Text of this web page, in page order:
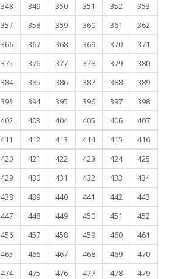
348 349 350 351 352
353
357 358 359 360 361
362
366 367 368 369 370
371
375 376 377 378 379
380
384 385 386 387 388
389
393 394 395 396 397
398
402 403 404 405 406
407
411 412 413 414 415
416
420 421 422 423 424
425
429 430 431 432 433
434
438 439 440 441 442
443
447 448 449 450 451
452
456 457 458 459 460
461
465 466 467 468 469
470
474 475 476 477 478
479